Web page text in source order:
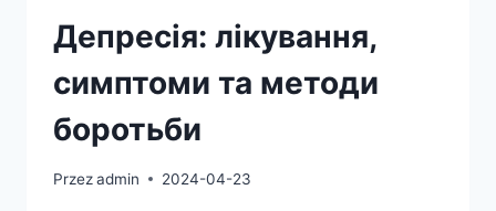
РОБОТІ
Депресія: лікування,
симптоми та методи
боротьби
Przezadmin 2024-04-23